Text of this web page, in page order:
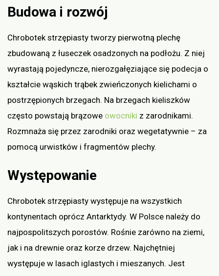
Budowa i rozwój
Chrobotek strzępiasty tworzy pierwotną plechę
zbudowaną z łuseczek osadzonych na podłożu. Z niej
wyrastają pojedyncze, nierozgałęziające się podecja o
kształcie wąskich trąbek zwieńczonych kielichami o
postrzępionych brzegach. Na brzegach kieliszków
często powstają brązowe owocniki z zarodnikami.
Rozmnaża się przez zarodniki oraz wegetatywnie – za
pomocą urwistków i fragmentów plechy.
Występowanie
Chrobotek strzępiasty występuje na wszystkich
kontynentach oprócz Antarktydy. W Polsce należy do
najpospolitszych porostów. Rośnie zarówno na ziemi,
jak i na drewnie oraz korze drzew. Najchętniej
występuje w lasach iglastych i mieszanych. Jest